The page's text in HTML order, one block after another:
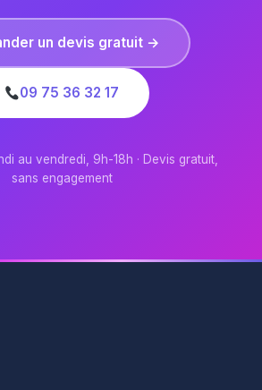
un devis gratuit →
09 75 36 32 17
au vendredi, 9h-18h · Devis gratuit,
sans engagement